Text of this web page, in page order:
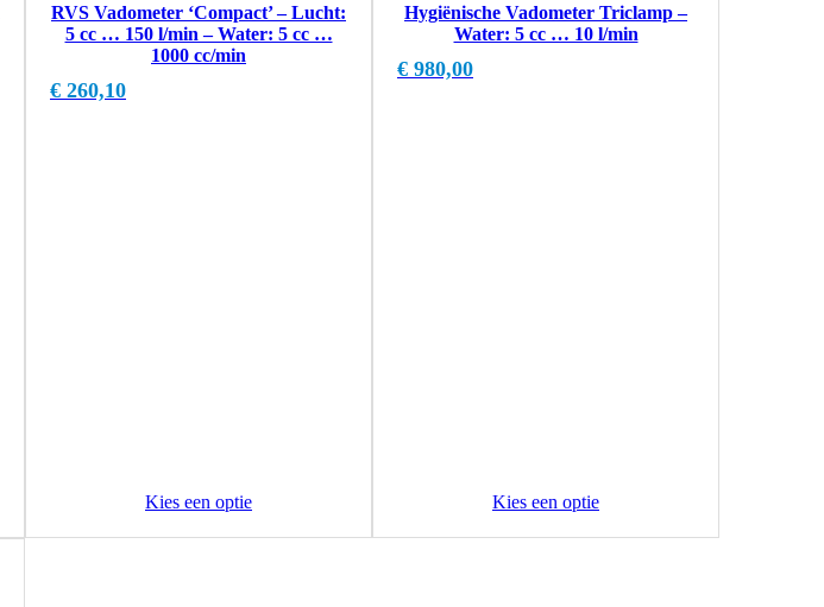
RVS Vadometer ‘Compact’ – Lucht:
5 cc … 150 l/min – Water: 5 cc …
1000 cc/min
€ 260,10
Kies een optie
Hygiënische Vadometer Triclamp –
Water: 5 cc … 10 l/min
€ 980,00
Kies een optie